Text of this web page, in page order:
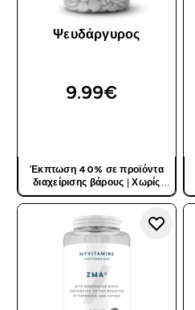
Ψευδάργυρος
9.99€‎
Έκπτωση 40% σε προϊόντα
διαχείρισης βάρους |Χωρίς
Κωδικό